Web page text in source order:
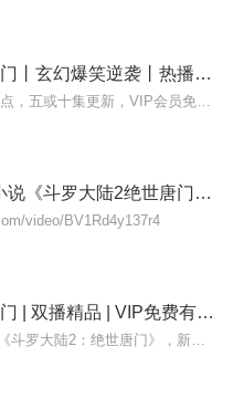
斗罗大陆2：绝世唐门丨玄幻爆笑逆袭丨热播动画原著
【转自殺娃】有声小说《斗罗大陆2绝世唐门》精品双播
video/BV1Rd4y137r4
斗罗大陆2：绝世唐门 | 双播精品 | VIP免费有声小说